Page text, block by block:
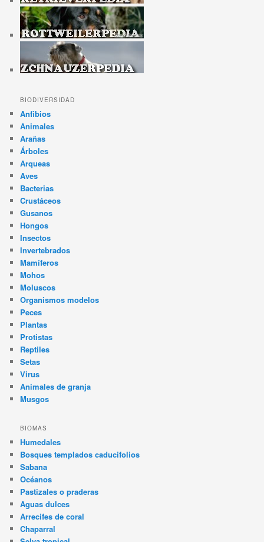
BIODIVERSIDAD
Anfibios
Animales
Arañas
Árboles
Arqueas
Aves
Bacterias
Crustáceos
Gusanos
Hongos
Insectos
Invertebrados
Mamíferos
Mohos
Moluscos
Organismos modelos
Peces
Plantas
Protistas
Reptiles
Setas
Virus
Animales de granja
Musgos
BIOMAS
Humedales
Bosques templados caducifolios
Sabana
Océanos
Pastizales o praderas
Aguas dulces
Arrecifes de coral
Chaparral